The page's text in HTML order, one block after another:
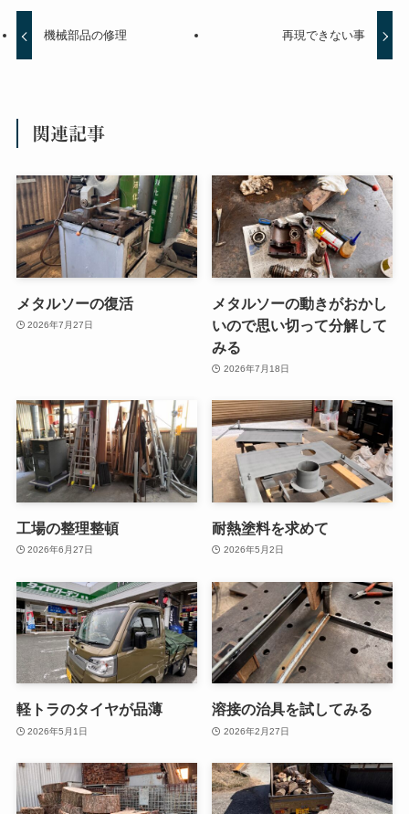
機械部品の修理 再現できない事
関連記事
メタルソーの復活
2026年7月27日
メタルソーの動きがおかし
いので思い切って分解して
みる
2026年7月18日
工場の整理整頓
2026年6月27日
耐熱塗料を求めて
2026年5月2日
軽トラのタイヤが品薄
2026年5月1日
溶接の治具を試してみる
2026年2月27日